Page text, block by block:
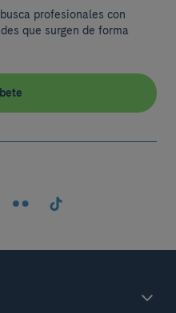
profesionales con
que surgen de forma